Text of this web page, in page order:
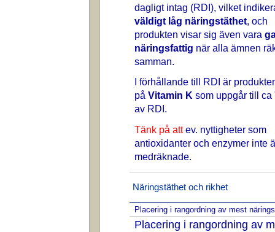
dagligt intag (RDI), vilket
väldigt låg näringstäthet, och
produkten visar sig även vara
näringsfattig när alla ämnen
samman.
I förhållande till RDI är
på Vitamin K som uppgår till ca
av RDI.
Tänk på attev. nyttigheter som
antioxidanter och enzymer inte
medräknade.
Näringstäthet och rikhet
Placering i rangordning av mest
Placering i rangordning av